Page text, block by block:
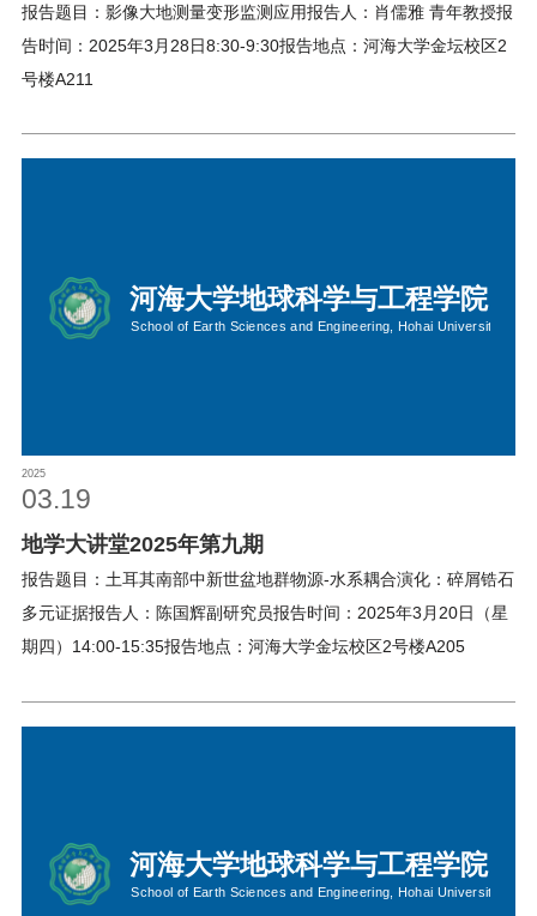
报告题目：影像大地测量变形监测应用报告人：肖儒雅 青年教授报
告时间：2025年3月28日8:30-9:30报告地点：河海大学金坛校区2
号楼A211
2025
03.19
地学大讲堂2025年第九期
报告题目：土耳其南部中新世盆地群物源-水系耦合演化：碎屑锆石
多元证据报告人：陈国辉副研究员报告时间：2025年3月20日（星
期四）14:00-15:35报告地点：河海大学金坛校区2号楼A205